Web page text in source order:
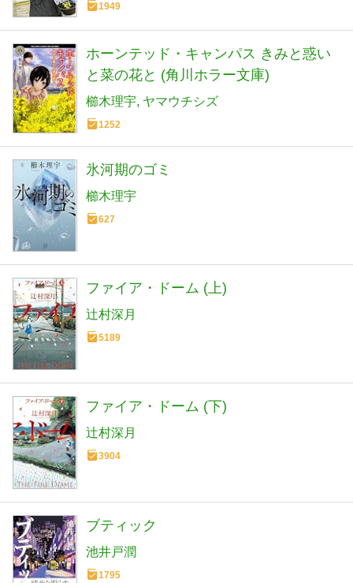
1949
ホーンテッド・キャンパス きみと惑い
と菜の花と (角川ホラー文庫)
櫛木理宇 ヤマウチシズ
1252
氷河期のゴミ
櫛木理宇
627
ファイア・ドーム (上)
辻村深月
5189
ファイア・ドーム (下)
辻村深月
3904
ブティック
池井戸潤
1795